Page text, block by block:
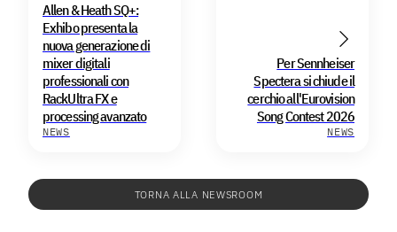
NEWS
Allen & Heath SQ+:
Exhibo presenta la
nuova generazione di
mixer digitali
professionali con
RackUltra FX e
processing avanzato
TORNA ALLA NEWSROOM
NEWS
Per Sennheiser
Spectera si chiude il
cerchio all'Eurovision
Song Contest 2026